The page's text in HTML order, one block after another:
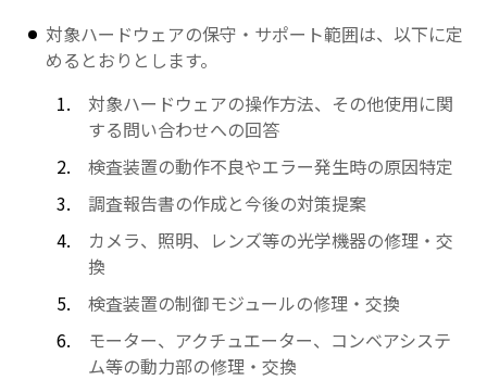
対象ハードウェアの保守・サポート範囲は、以下に定
めるとおりとします。
対象ハードウェアの操作方法、その他使用に関
する問い合わせへの回答
検査装置の動作不良やエラー発生時の原因特定
調査報告書の作成と今後の対策提案
カメラ、照明、レンズ等の光学機器の修理・交
換
検査装置の制御モジュールの修理・交換
モーター、アクチュエーター、コンベアシステ
ム等の動力部の修理・交換